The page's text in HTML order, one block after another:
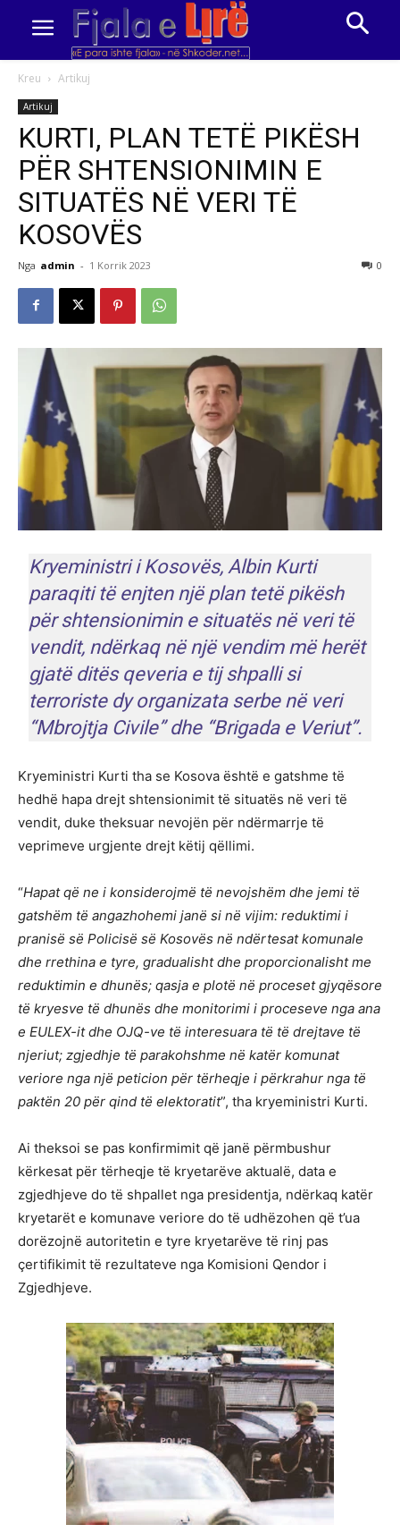
Kreu Artikuj
Artikuj
KURTI, PLAN TETË PIKËSH
PËR SHTENSIONIMIN E
SITUATËS NË VERI TË
KOSOVËS
Nga admin - 1 Korrik 2023 0
Kryeministri i Kosovës, Albin Kurti
paraqiti të enjten një plan tetë pikësh
për shtensionimin e situatës në veri të
vendit, ndërkaq në një vendim më herët
gjatë ditës qeveria e tij shpalli si
terroriste dy organizata serbe në veri
“Mbrojtja Civile” dhe “Brigada e Veriut”.
Kryeministri Kurti tha se Kosova është e gatshme të
hedhë hapa drejt shtensionimit të situatës në veri të
vendit, duke theksuar nevojën për ndërmarrje të
veprimeve urgjente drejt këtij qëllimi.
“Hapat që ne i konsiderojmë të nevojshëm dhe jemi të
gatshëm të angazhohemi janë si në vijim: reduktimi i
pranisë së Policisë së Kosovës në ndërtesat komunale
dhe rrethina e tyre, gradualisht dhe proporcionalisht me
reduktimin e dhunës; qasja e plotë në proceset gjyqësore
të kryesve të dhunës dhe monitorimi i proceseve nga ana
e EULEX-it dhe OJQ-ve të interesuara të të drejtave të
njeriut; zgjedhje të parakohshme në katër komunat
veriore nga një peticion për tërheqje i përkrahur nga të
paktën 20 për qind të elektoratit”, tha kryeministri Kurti.
Ai theksoi se pas konfirmimit që janë përmbushur
kërkesat për tërheqje të kryetarëve aktualë, data e
zgjedhjeve do të shpallet nga presidentja, ndërkaq katër
kryetarët e komunave veriore do të udhëzohen që t’ua
dorëzojnë autoritetin e tyre kryetarëve të rinj pas
çertifikimit të rezultateve nga Komisioni Qendor i
Zgjedhjeve.